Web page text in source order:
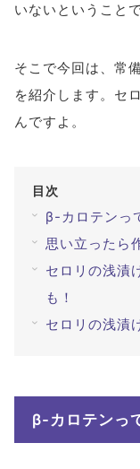
検索する
いないということで
そこで今回は、常
を紹介します。セ
んですよ。
目次
β-カロテンっ
思い立ったら
セロリの浅漬
も！
セロリの浅漬
β-カロテンっ